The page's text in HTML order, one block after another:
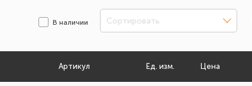
В наличии Сортировать
Артикул Ед. изм. Цена